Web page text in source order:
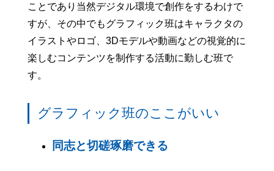
ことであり当然デジタル環境で創作をするわけで
すが、その中でもグラフィック班はキャラクタの
イラストやロゴ、3Dモデルや動画などの視覚的に
楽しむコンテンツを制作する活動に勤しむ班で
す。
グラフィック班のここがいい
同志と切磋琢磨できる